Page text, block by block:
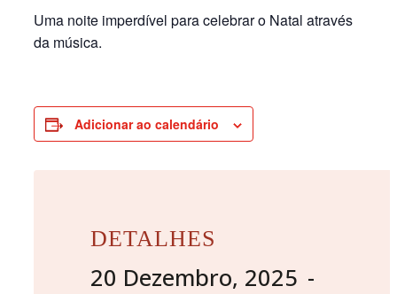
Uma noite imperdível para celebrar o Natal através
da música.
Adicionar ao calendário
DETALHES
20 Dezembro, 2025